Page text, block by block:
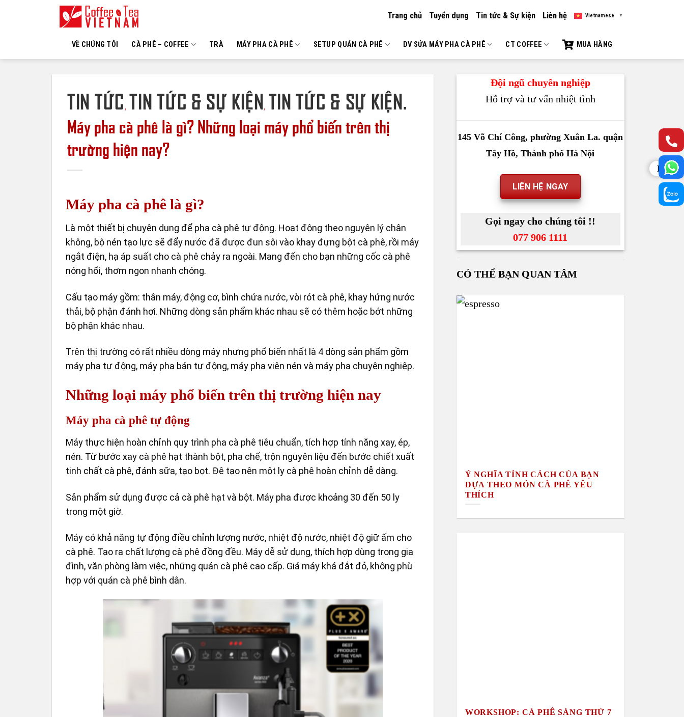
Trang chủ Tuyển dụng Tin tức & Sự kiện Liên hệ Vietnamese ▼
VỀ CHÚNG TÔI CÀ PHÊ – COFFEE TRÀ MÁY PHA CÀ PHÊ SETUP QUÁN CÀ PHÊ DV SỬA MÁY PHA CÀ PHÊ CT COFFEE MUA HÀNG
TIN TỨC , TIN TỨC & SỰ KIỆN, TIN TỨC & SỰ KIỆN.
Máy pha cà phê là gì? Những loại máy phổ biến trên thị
trường hiện nay?
Máy pha cà phê là gì?
Là một thiết bị chuyên dụng để pha cà phê tự động. Hoạt động theo nguyên lý chân
không, bộ nén tạo lực sẽ đẩy nước đã được đun sôi vào khay đựng bột cà phê, rồi máy
ngắt điện, hạ áp suất cho cà phê chảy ra ngoài. Mang đến cho bạn những cốc cà phê
nóng hổi, thơm ngon nhanh chóng.
Cấu tạo máy gồm: thân máy, động cơ, bình chứa nước, vòi rót cà phê, khay hứng nước
thải, bộ phận đánh hơi. Những dòng sản phẩm khác nhau sẽ có thêm hoặc bớt những
bộ phận khác nhau.
Trên thị trường có rất nhiều dòng máy nhưng phổ biến nhất là 4 dòng sản phẩm gồm
máy pha tự động, máy pha bán tự động, máy pha viên nén và máy pha chuyên nghiệp.
Những loại máy phổ biến trên thị trường hiện nay
Máy pha cà phê tự động
Máy thực hiện hoàn chỉnh quy trình pha cà phê tiêu chuẩn, tích hợp tính năng xay, ép,
nén. Từ bước xay cà phê hạt thành bột, pha chế, trộn nguyên liệu đến bước chiết xuất
tinh chất cà phê, đánh sữa, tạo bọt. Đê tạo nên một ly cà phê hoàn chỉnh dễ dàng.
Sản phẩm sử dụng được cả cà phê hạt và bột. Máy pha được khoảng 30 đến 50 ly
trong một giờ.
Máy có khả năng tự động điều chỉnh lượng nước, nhiệt độ nước, nhiệt độ giữ ấm cho
cà phê. Tạo ra chất lượng cà phê đồng đều. Máy dễ sử dụng, thích hợp dùng trong gia
đình, văn phòng làm việc, những quán cà phê cao cấp. Giá máy khá đắt đỏ, không phù
hợp với quán cà phê bình dân.
Đội ngũ chuyên nghiệp
Hỗ trợ và tư vấn nhiệt tình
145 Võ Chí Công, phường Xuân La. quận
Tây Hồ, Thành phố Hà Nội
LIÊN HỆ NGAY
Gọi ngay cho chúng tôi !!
077 906 1111
CÓ THỂ BẠN QUAN TÂM
Ý NGHĨA TÍNH CÁCH CỦA BẠN
DỰA THEO MÓN CÀ PHÊ YÊU
THÍCH
WORKSHOP: CÀ PHÊ SÁNG THỨ 7
Liên